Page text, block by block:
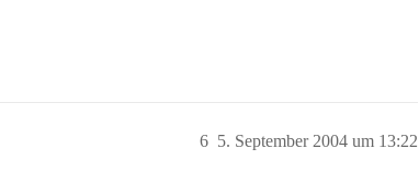
5. September 2004 um 13:22
6